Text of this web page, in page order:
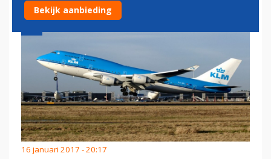
16 januari 2017 - 20:17
Bekijk aanbieding